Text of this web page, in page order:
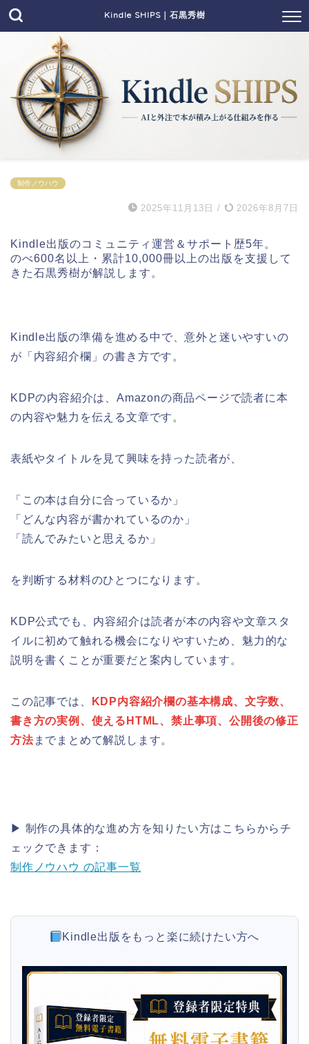
Kindle SHIPS｜石黒秀樹
制作ノウハウ
2025年11月13日 / 2026年8月7日
Kindle出版のコミュニティ運営＆サポート歴5年。
のべ600名以上・累計10,000冊以上の出版を支援して
きた石黒秀樹が解説します。
Kindle出版の準備を進める中で、意外と迷いやすいの
が「内容紹介欄」の書き方です。
KDPの内容紹介は、Amazonの商品ページで読者に本
の内容や魅力を伝える文章です。
表紙やタイトルを見て興味を持った読者が、
「この本は自分に合っているか」
「どんな内容が書かれているのか」
「読んでみたいと思えるか」
を判断する材料のひとつになります。
KDP公式でも、内容紹介は読者が本の内容や文章スタ
イルに初めて触れる機会になりやすいため、魅力的な
説明を書くことが重要だと案内しています。
この記事では、
KDP内容紹介欄の基本構成、文字数、
書き方の実例、使えるHTML、禁止事項、公開後の修正
方法までまとめて解説します。
▶ 制作の具体的な進め方を知りたい方はこちらからチ
ェックできます：
制作ノウハウ の記事一覧
Kindle出版をもっと楽に続けたい方へ